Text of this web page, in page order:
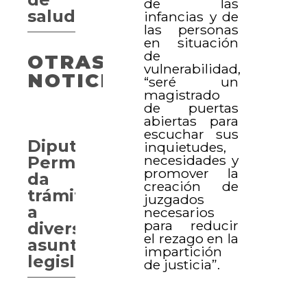
infancias y de
las personas
en situación
de
vulnerabilidad,
“seré un
magistrado
de puertas
abiertas para
escuchar sus
inquietudes,
necesidades y
promover la
creación de
juzgados
necesarios
para reducir
el rezago en la
impartición
de justicia”.
salud
OTRAS
NOTICIAS
Diputación
Permanente
da
trámite
a
diversos
asuntos
legislativos